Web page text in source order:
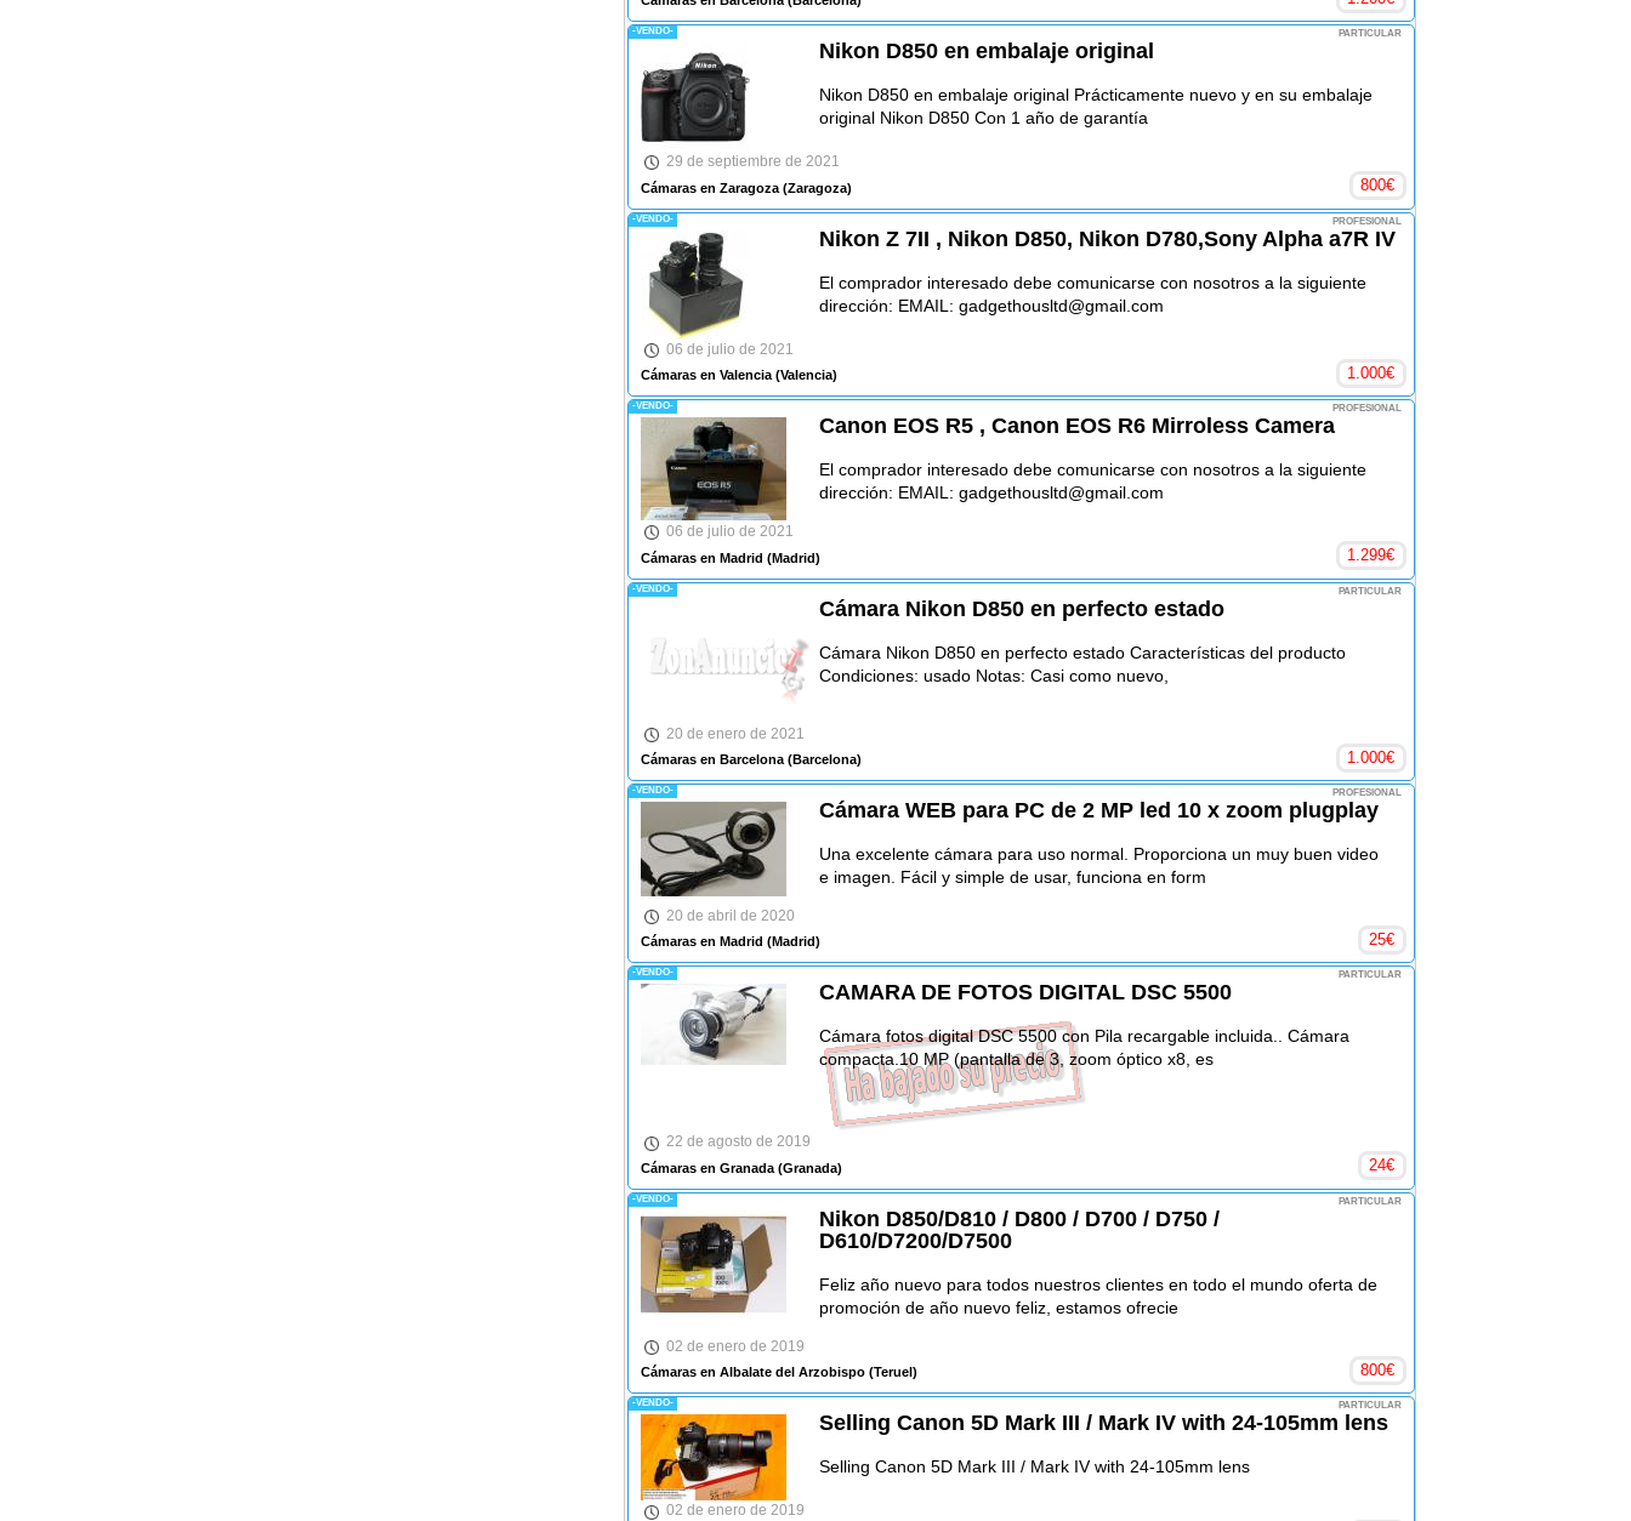
-VENDO- PARTICULAR
Nikon D850 en embalaje original
Nikon D850 en embalaje original Prácticamente nuevo y en su embalaje
original Nikon D850 Con 1 año de garantía
29 de septiembre de 2021
Cámaras en Zaragoza(Zaragoza) 800€
-VENDO- PROFESIONAL
Nikon Z 7II , Nikon D850, Nikon D780,Sony Alpha a7R IV
El comprador interesado debe comunicarse con nosotros a la siguiente
dirección: EMAIL: gadgethousltd@gmail.com
06 de julio de 2021
Cámaras en Valencia(Valencia) 1.000€
-VENDO- PROFESIONAL
Canon EOS R5 , Canon EOS R6 Mirroless Camera
El comprador interesado debe comunicarse con nosotros a la siguiente
dirección: EMAIL: gadgethousltd@gmail.com
06 de julio de 2021
Cámaras en Madrid (Madrid) 1.299€
-VENDO- PARTICULAR
Cámara Nikon D850 en perfecto estado
Cámara Nikon D850 en perfecto estado Características del producto
Condiciones: usado Notas: Casi como nuevo,
20 de enero de 2021
Cámaras en Barcelona(Barcelona) 1.000€
-VENDO- PROFESIONAL
Cámara WEB para PC de 2 MP led 10 x zoom plugplay
Una excelente cámara para uso normal. Proporciona un muy buen video
e imagen. Fácil y simple de usar, funciona en form
20 de abril de 2020
Cámaras en Madrid (Madrid) 25€
-VENDO- PARTICULAR
CAMARA DE FOTOS DIGITAL DSC 5500
Cámara fotos digital DSC 5500 con Pila recargable incluida.. Cámara
compacta.10 MP (pantalla de 3, zoom óptico x8, es
22 de agosto de 2019
Cámaras en Granada(Granada) 24€
-VENDO- PARTICULAR
Nikon D850/D810 / D800 / D700 / D750 /
D610/D7200/D7500
Feliz año nuevo para todos nuestros clientes en todo el mundo oferta de
promoción de año nuevo feliz, estamos ofrecie
02 de enero de 2019
Cámaras en Albalate del Arzobispo(Teruel) 800€
-VENDO- PARTICULAR
Selling Canon 5D Mark III / Mark IV with 24-105mm lens
Selling Canon 5D Mark III / Mark IV with 24-105mm lens
02 de enero de 2019